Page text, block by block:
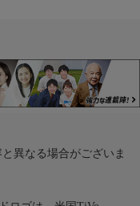
異なる場合がございま